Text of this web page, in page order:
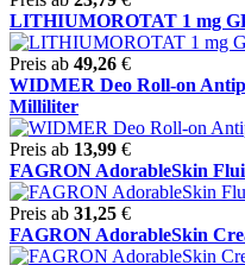
LITHIUMOROTAT 1 mg
Preis ab 49,26 €
WIDMER Deo Roll-on
Milliliter
Preis ab 13,99 €
FAGRON AdorableSkin
Preis ab 31,25 €
FAGRON AdorableSkin